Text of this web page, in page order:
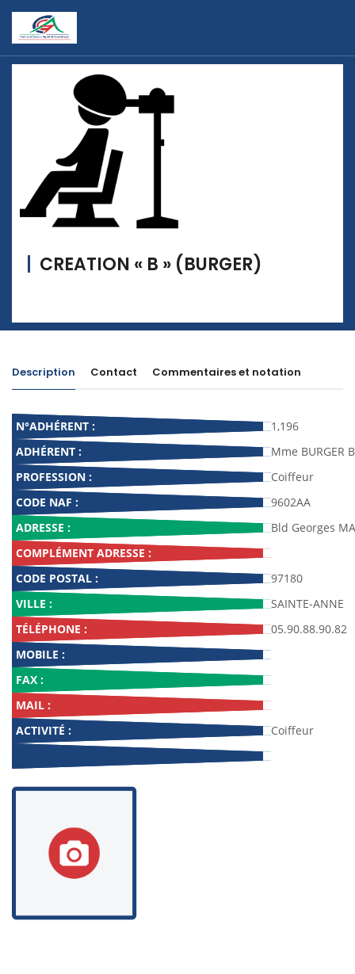
CREATION « B » (BURGER)
Description Contact Commentaires et notation
N°ADHÉRENT :
1,196
ADHÉRENT :
Mme BURGER
PROFESSION :
Coiffeur
CODE NAF :
9602AA
ADRESSE :
Bld Georges
COMPLÉMENT ADRESSE :
CODE POSTAL :
97180
VILLE :
SAINTE-ANNE
TÉLÉPHONE :
05.90.88.90.82
MOBILE :
FAX :
MAIL :
ACTIVITÉ :
Coiffeur